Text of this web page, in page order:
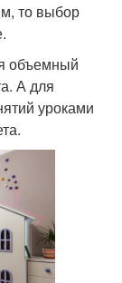
м, то выбор
объемный
А для
уроками